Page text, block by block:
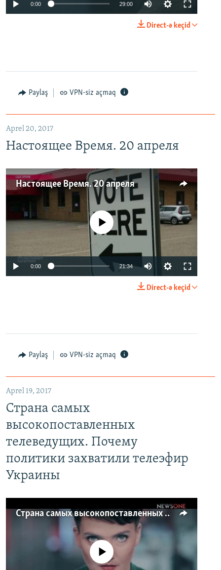
0:00 29:00
Direct-ə keçid
Paylaş VPN-siz açmaq
Aprel 20, 2017
Настоящее Время. 20 апреля
Настоящее Время. 20 апреля
No media source currently available
0:00 21:34
Direct-ə keçid
Paylaş VPN-siz açmaq
Aprel 19, 2017
Страна самых
высокопоставленных
телеведущих. Почему
политики захватили телеэфир
Украины
Страна самых высокопоставленных телеведущих. Почему политики захватили телеэфир Украины
No media source currently available